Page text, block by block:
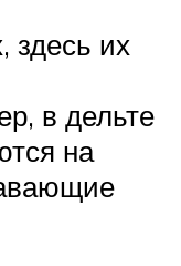
здесь их
в дельте
на